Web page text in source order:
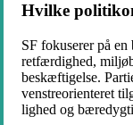
Hvilke
SF fokuserer på
retfærdighed,
beskæftigelse.
venstreorienteret
lighed og